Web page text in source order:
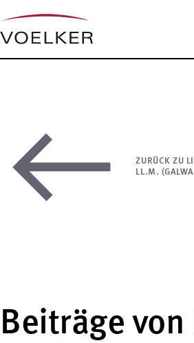
ZURÜCK ZU
LL.M.
Beiträge von